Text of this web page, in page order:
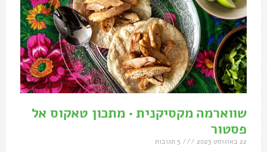
שווארמה מקסיקנית • מתכון טאקוס אל
פסטור
22 באוגוסט 2023